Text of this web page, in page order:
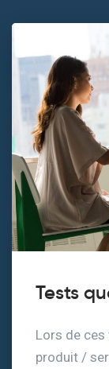
Tests
Lors de
produit /